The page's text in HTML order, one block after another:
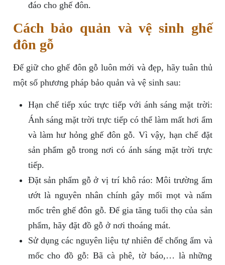
đáo cho ghế đôn.
Cách bảo quản và vệ sinh ghế
đôn gỗ
Để giữ cho ghế đôn gỗ luôn mới và đẹp, hãy tuân thủ
một số phương pháp bảo quản và vệ sinh sau:
Hạn chế tiếp xúc trực tiếp với ánh sáng mặt trời:
Ánh sáng mặt trời trực tiếp có thể làm mất hơi ẩm
và làm hư hỏng ghế đôn gỗ. Vì vậy, hạn chế đặt
sản phẩm gỗ trong nơi có ánh sáng mặt trời trực
tiếp.
Đặt sản phẩm gỗ ở vị trí khô ráo: Môi trường ẩm
ướt là nguyên nhân chính gây mối mọt và nấm
mốc trên ghế đôn gỗ. Để gia tăng tuổi thọ của sản
phẩm, hãy đặt đồ gỗ ở nơi thoáng mát.
Sử dụng các nguyên liệu tự nhiên để chống ẩm và
mốc cho đồ gỗ: Bã cà phê, tờ báo,… là những